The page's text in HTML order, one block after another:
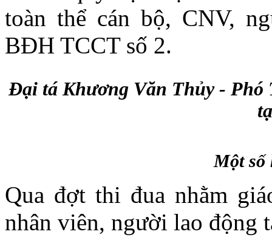
toàn thể cán bộ, CNV,
BĐH TCCT số 2.
Đại tá Khương Văn Thủy - Phó
Một số
Qua đợt thi đua nhằm
nhân viên, người lao động